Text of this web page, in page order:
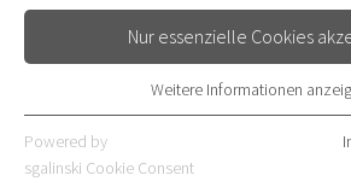
Nur essenzielle Cookies
Essenzielle Cookies werden für
Webseite benötigt. Dadurch ist gewährleistet,
Weitere Informationen
Powered by
sgalinski Cookie Consent